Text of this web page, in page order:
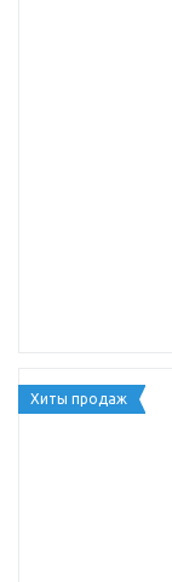
Хиты продаж